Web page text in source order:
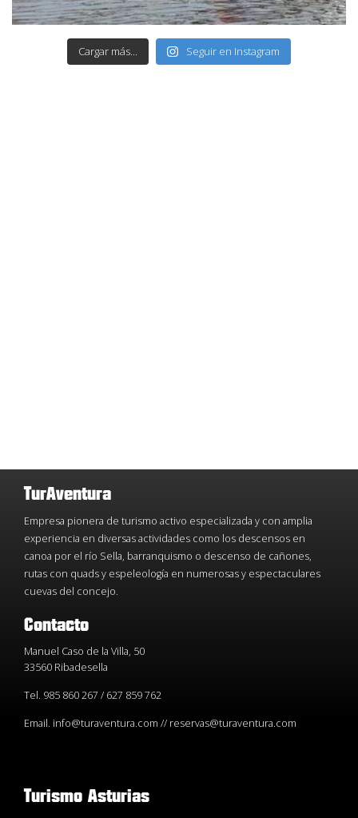
Cargar más... Seguir en Instagram
TurAventura
Empresa pionera de turismo activo especializada y con amplia
experiencia en diversas actividades como los descensos en
canoa por el río Sella, barranquismo o descenso de cañones,
rutas con quads y espeleología en numerosas y espectaculares
cuevas del concejo.
Contacto
Manuel Caso de la Villa, 50
33560 Ribadesella
Tel. 985 860 267 / 627 859 762
Email. info@turaventura.com // reservas@turaventura.com
Turismo Asturias